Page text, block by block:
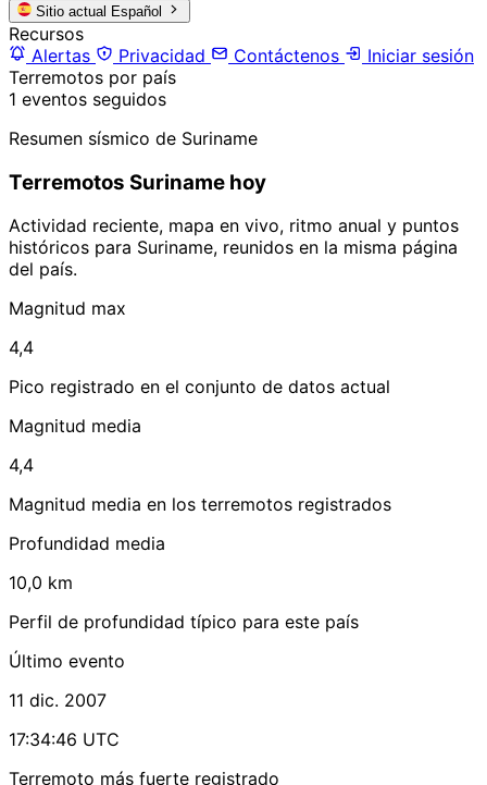
Sitio actual Español
Recursos
Alertas
Privacidad Contáctenos
Iniciar sesión
Terremotos por país
1 eventos seguidos
Resumen sísmico de Suriname
Terremotos Suriname hoy
Actividad reciente, mapa en vivo, ritmo anual y puntos
históricos para Suriname, reunidos en la misma página
del país.
Magnitud max
4,4
Pico registrado en el conjunto de datos actual
Magnitud media
4,4
Magnitud media en los terremotos registrados
Profundidad media
10,0 km
Perfil de profundidad típico para este país
Último evento
11 dic. 2007
17:34:46 UTC
Terremoto más fuerte registrado